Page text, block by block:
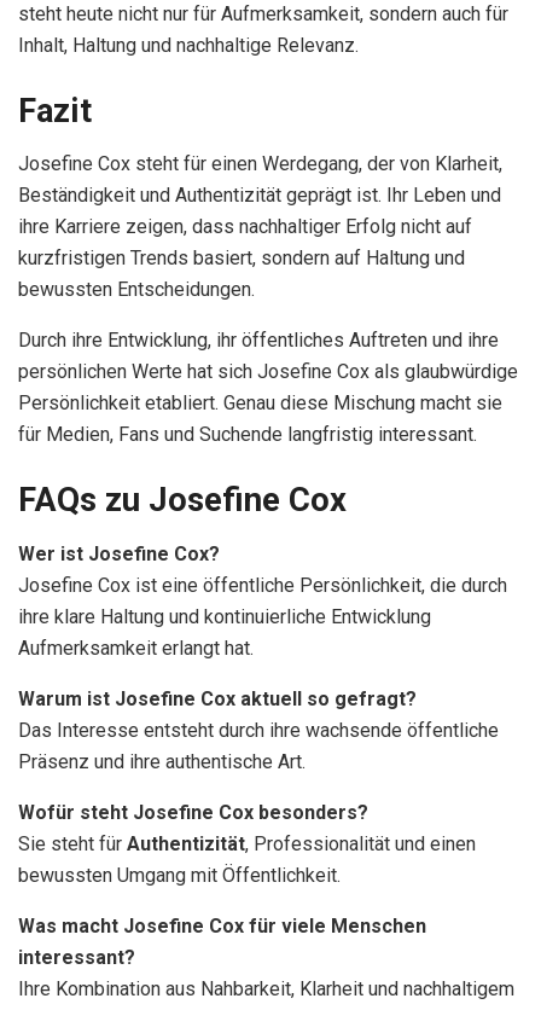
steht heute nicht nur für Aufmerksamkeit, sondern auch für
Inhalt, Haltung und nachhaltige Relevanz.
Fazit
Josefine Cox steht für einen Werdegang, der von Klarheit,
Beständigkeit und Authentizität geprägt ist. Ihr Leben und
ihre Karriere zeigen, dass nachhaltiger Erfolg nicht auf
kurzfristigen Trends basiert, sondern auf Haltung und
bewussten Entscheidungen.
Durch ihre Entwicklung, ihr öffentliches Auftreten und ihre
persönlichen Werte hat sich Josefine Cox als glaubwürdige
Persönlichkeit etabliert. Genau diese Mischung macht sie
für Medien, Fans und Suchende langfristig interessant.
FAQs zu Josefine Cox
Wer ist Josefine Cox?
Josefine Cox ist eine öffentliche Persönlichkeit, die durch
ihre klare Haltung und kontinuierliche Entwicklung
Aufmerksamkeit erlangt hat.
Warum ist Josefine Cox aktuell so gefragt?
Das Interesse entsteht durch ihre wachsende öffentliche
Präsenz und ihre authentische Art.
Wofür steht Josefine Cox besonders?
Sie steht für Authentizität, Professionalität und einen
bewussten Umgang mit Öffentlichkeit.
Was macht Josefine Cox für viele Menschen
interessant?
Ihre Kombination aus Nahbarkeit, Klarheit und nachhaltigem